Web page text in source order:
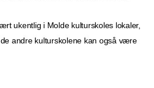
ukentlig i Molde kulturskoles lokaler,
andre kulturskolene kan også være